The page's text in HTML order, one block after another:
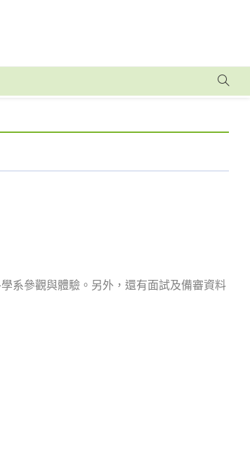
系參觀與體驗。另外，還有面試及備審資料